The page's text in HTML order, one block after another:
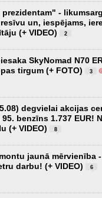
prezidentam" -
un, iespējams,
(+ VIDEO)
2
SkyNomad N70
tirgum (+ FOTO)
3
degvielai akcijas
95. benzīns 1.737 EUR!
(+ VIDEO)
8
jaunā mērvienība
darbu! (+ VIDEO)
6